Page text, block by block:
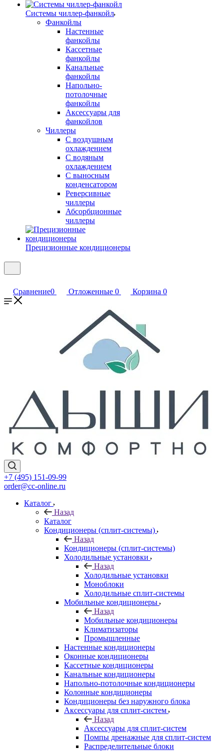
Системы чиллер-фанкойл
Фанкойлы
Настенные
фанкойлы
Кассетные
фанкойлы
Канальные
фанкойлы
Напольно-
потолочные
фанкойлы
Аксессуары для
фанкойлов
Чиллеры
С воздушным
охлаждением
С водяным
охлаждением
С выносным
конденсатором
Реверсивные
чиллеры
Абсорбционные
чиллеры
Прецизионные кондиционеры
Сравнение0 Отложенные 0 Корзина 0
+7 (495) 151-09-99
order@cc-online.ru
Каталог
Назад
Каталог
Кондиционеры (сплит-системы)
Назад
Кондиционеры (сплит-системы)
Холодильные установки
Назад
Холодильные установки
Моноблоки
Холодильные сплит-системы
Мобильные кондиционеры
Назад
Мобильные кондиционеры
Климатизаторы
Промышленные
Настенные кондиционеры
Оконные кондиционеры
Кассетные кондиционеры
Канальные кондиционеры
Напольно-потолочные кондиционеры
Колонные кондиционеры
Кондиционеры без наружного блока
Аксессуары для сплит-систем
Назад
Аксессуары для сплит-систем
Помпы дренажные для сплит-систем
Распределительные блоки